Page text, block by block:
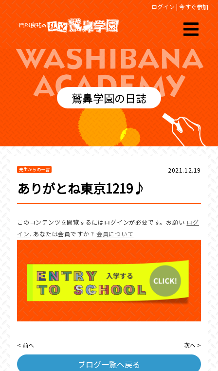
ログイン | 今すぐ参加
鷲鼻学園の日誌
先生からの一言 2021.12.19
ありがとね東京1219♪
このコンテンツを閲覧するにはログインが必要です。お願い ログ
イン. あなたは会員ですか ? 会員について
< 前へ
ブログ一覧へ戻る
次へ >